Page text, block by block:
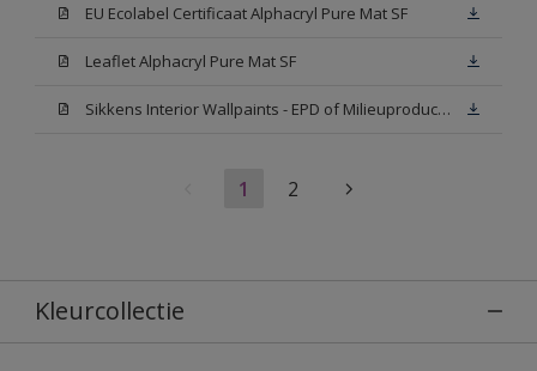
EU Ecolabel Certificaat Alphacryl Pure Mat SF
Leaflet Alphacryl Pure Mat SF
Sikkens Interior Wallpaints - EPD of Milieuproductverklaring
1 2
Kleurcollectie